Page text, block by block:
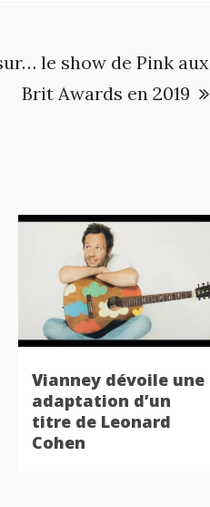
le show de Pink aux
Brit Awards en 2019
Vianney dévoile une
adaptation d’un
titre de Leonard
Cohen